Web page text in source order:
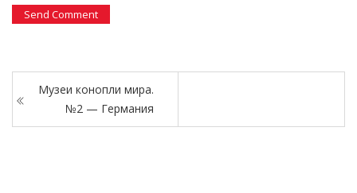
Музеи конопли мира.
№2 — Германия